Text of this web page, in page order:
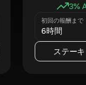
3%
初回の報酬まで
6時間
ステー